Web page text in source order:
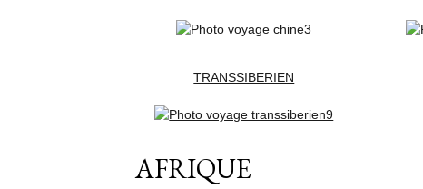
TRANSSIBERIEN
AFRIQUE